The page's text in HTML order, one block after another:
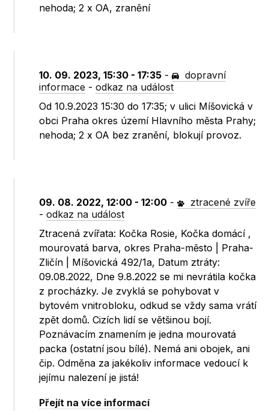
nehoda; 2 x OA, zranění
10. 09. 2023, 15:30 - 17:35 -
dopravní
informace -odkaz na událost
Od 10.9.2023 15:30 do 17:35; v ulici Míšovická v
obci Praha okres území Hlavního města Prahy;
nehoda; 2 x OA bez zranění, blokují provoz.
09. 08. 2022, 12:00 - 12:00 -
ztracené zvíře
-odkaz na událost
Ztracená zvířata: Kočka Rosie, Kočka domácí ,
mourovatá barva, okres Praha-město | Praha-
Zličín | Míšovická 492/1a, Datum ztráty:
09.08.2022, Dne 9.8.2022 se mi nevrátila kočka
z procházky. Je zvyklá se pohybovat v
bytovém vnitrobloku, odkud se vždy sama vrátí
zpět domů. Cizích lidí se většinou bojí.
Poznávacím znamením je jedna mourovatá
packa (ostatní jsou bílé). Nemá ani obojek, ani
čip. Odměna za jakékoliv informace vedoucí k
jejímu nalezení je jistá!
Přejít na více informací